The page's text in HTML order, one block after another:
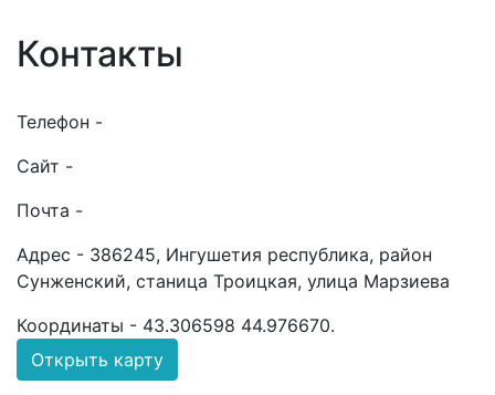
Контакты
Телефон -
Сайт -
Почта -
Адрес - 386245, Ингушетия республика, район
Сунженский, станица Троицкая, улица Марзиева
Координаты - 43.306598 44.976670.
Открыть карту